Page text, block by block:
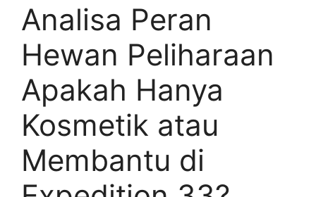
Analisa Peran
Hewan Peliharaan
Apakah Hanya
Kosmetik atau
Membantu di